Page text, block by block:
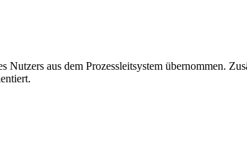
Nutzers aus dem Prozessleitsystem übernommen.